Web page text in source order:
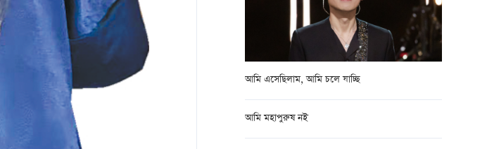
আমি এসেছিলাম, আমি চলে যাচ্ছি
আমি মহাপুরুষ নই